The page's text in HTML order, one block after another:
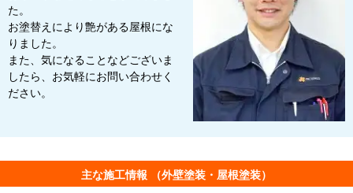
た。
お塗替えにより艶がある屋根にな
りました。
また、気になることなどございま
したら、お気軽にお問い合わせく
ださい。
主な施工情報 （外壁塗装・屋根塗装）